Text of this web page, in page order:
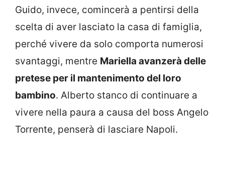
Guido, invece, comincerà a pentirsi della
scelta di aver lasciato la casa di famiglia,
perché vivere da solo comporta numerosi
svantaggi, mentre Mariella avanzerà delle
pretese per il mantenimento del loro
bambino. Alberto stanco di continuare a
vivere nella paura a causa del boss Angelo
Torrente, penserà di lasciare Napoli.